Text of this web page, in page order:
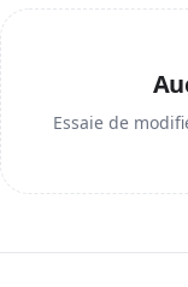
Essaie de